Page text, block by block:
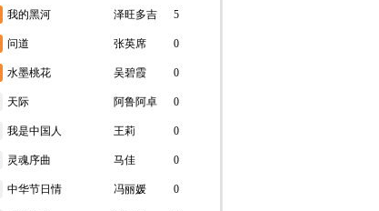
我的黑河 泽旺多吉 5
问道 张英席 0
水墨桃花 吴碧霞 0
天际 阿鲁阿卓 0
我是中国人 王莉 0
灵魂序曲 马佳 0
中华节日情 冯丽媛 0